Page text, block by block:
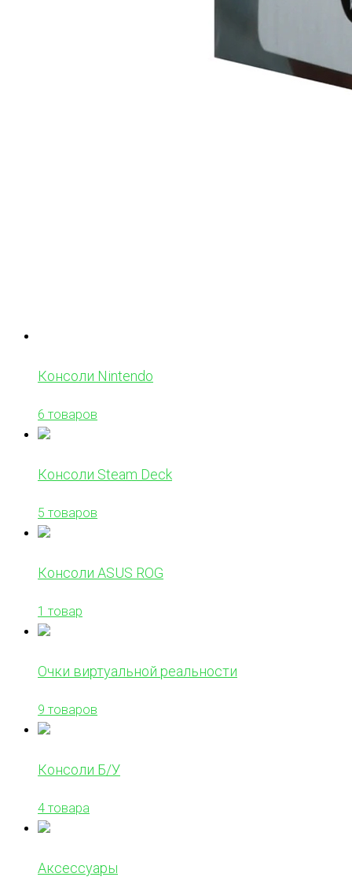
Консоли Nintendo
6 товаров
Консоли Steam Deck
5 товаров
Консоли ASUS ROG
1 товар
Очки виртуальной реальности
9 товаров
Консоли Б/У
4 товара
Аксессуары